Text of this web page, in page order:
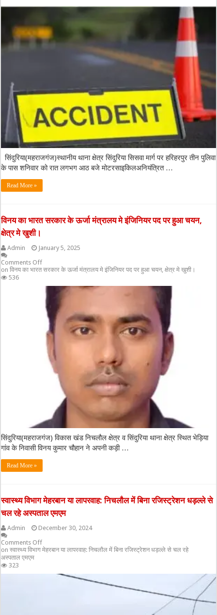
सिंदुरिया(महराजगंज)स्थानीय थाना क्षेत्र सिंदुरिया सिसवा मार्ग पर हरिहरपुर तीन पुलिवा
के पास शनिवार को रात लगभग आठ बजे मोटरसाइकिलअनियंत्रित …
Read More »
विनय का भारत सरकार के ऊर्जा मंत्रालय मे इंजिनियर पद पर हुआ चयन,
क्षेत्र मे खुशी।
Admin
January 5, 2025
Comments Off
on विनय का भारत सरकार के ऊर्जा मंत्रालय मे इंजिनियर पद पर हुआ चयन, क्षेत्र मे खुशी।
536
सिंदुरिया(महराजगंज) विकास खंड निचलौल क्षेत्र व सिंदुरिया थाना क्षेत्र स्थित भेड़िया
गांव के निवासी विनय कुमार चौहान ने अपनी कड़ी …
Read More »
स्वास्थ्य विभाग मेहरबान या लापरवाह: निचलौल में बिना रजिस्ट्रेशन धड़ल्ले से
चल रहे अस्पताल एमएम
Admin
December 30, 2024
Comments Off
on स्वास्थ्य विभाग मेहरबान या लापरवाह: निचलौल में बिना रजिस्ट्रेशन धड़ल्ले से चल रहे
अस्पताल एमएम
323